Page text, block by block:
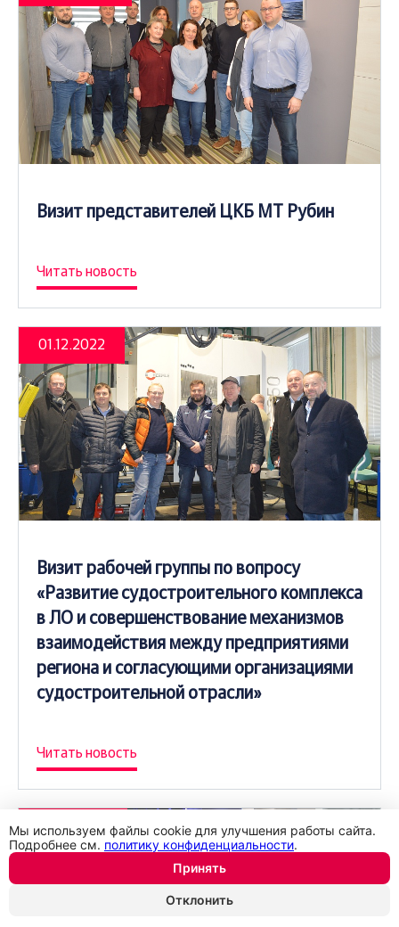
Визит представителей ЦКБ МТ Рубин
Читать новость
01.12.2022
Визит рабочей группы по вопросу
«Развитие судостроительного комплекса
в ЛО и совершенствование механизмов
взаимодействия между предприятиями
региона и согласующими организациями
судостроительной отрасли»
Читать новость
25.09.2023
Мы используем файлы cookie для улучшения работы сайта.
Подробнее см. политику конфиденциальности.
Принять
Отклонить